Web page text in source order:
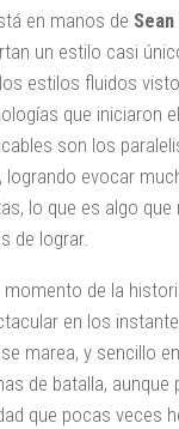
en manos de
un estilo casi
estilos fluidos
que iniciaron
son los
logrando evocar
lo que es algo
de lograr.
momento de la
en los
marea, y sencillo
de batalla,
que pocas veces